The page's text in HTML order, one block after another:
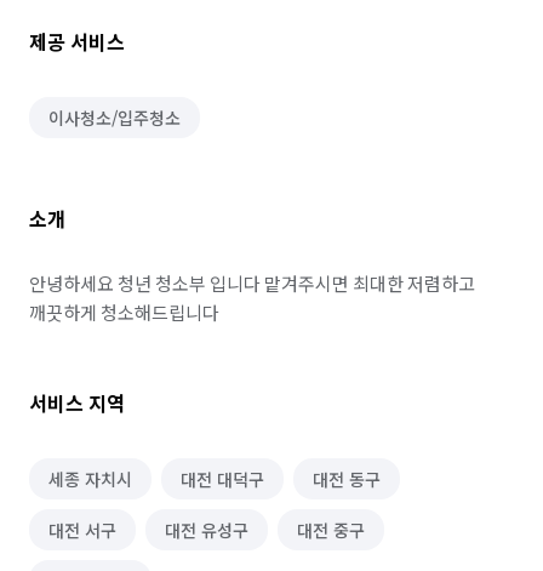
제공 서비스
이사청소/입주청소
소개
안녕하세요 청년 청소부 입니다 맡겨주시면 최대한 저렴하고
깨끗하게 청소해드립니다
서비스 지역
세종 자치시 대전 대덕구 대전 동구
대전 서구 대전 유성구 대전 중구